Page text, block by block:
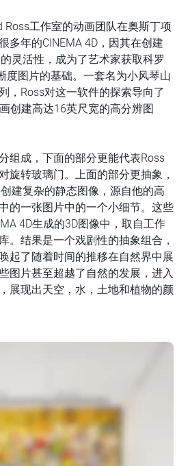
Ross工作室的动画团队在奥斯丁项
多年的CINEMA 4D，因其在创建
灵活性，成为了艺术家获取科罗
度图片的基础。一套名为小风琴山
，Ross对这一软件的探索导向了
创建高达16英尺宽的高分辨图
组成，下面的部分更能代表Ross
旋转玻璃门。上面的部分更抽象，
建复杂的静态图像，源自他的高
的一张图片中的一个小细节。这些
4D生成的3D图像中，取自工作
。结果是一个戏剧性的抽象组合，
起了随着时间的推移在自然界中展
图片甚至超越了自然的发展，进入
展现出天空，水，土地和植物的颜